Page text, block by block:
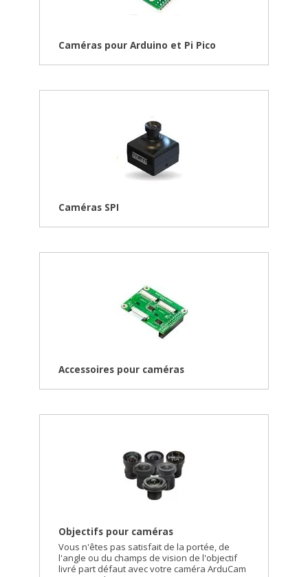
Caméras pour Arduino et Pi Pico
Caméras SPI
Accessoires pour caméras
Objectifs pour caméras
Vous n'êtes pas satisfait de la portée, de
l'angle ou du champs de vision de l'objectif
livré part défaut avec votre caméra ArduCam